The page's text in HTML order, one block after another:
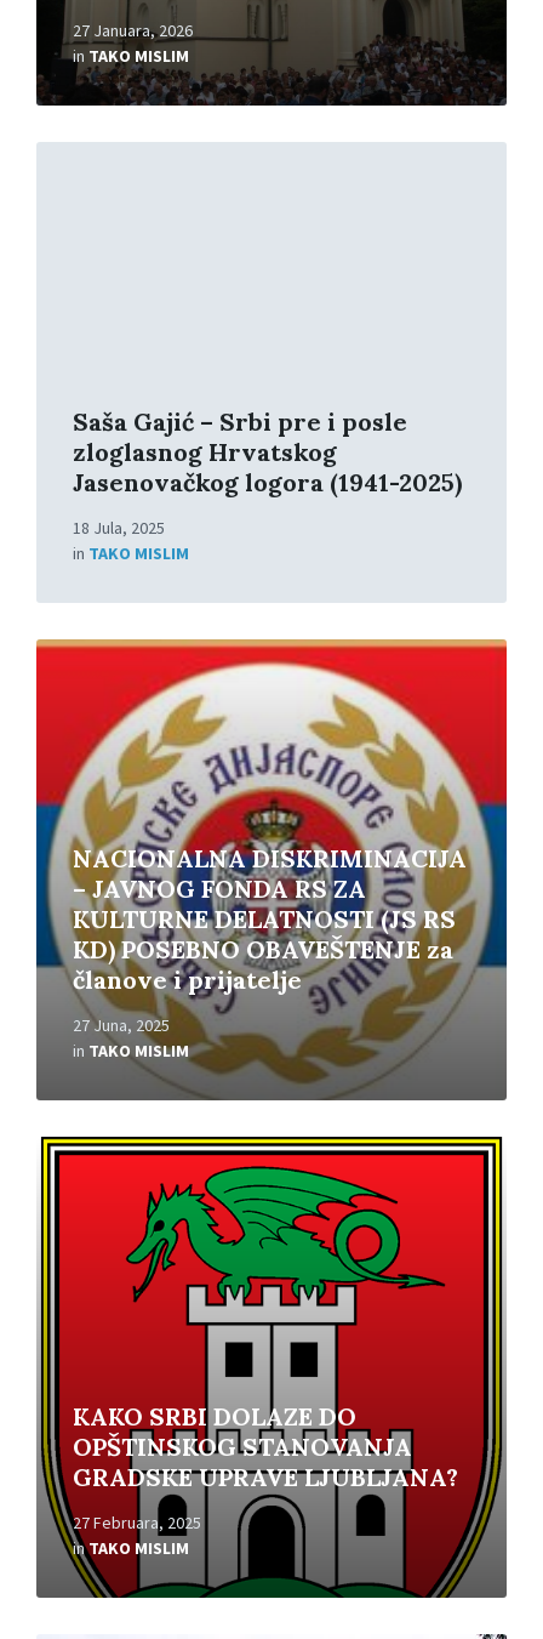
27 Januara, 2026
in TAKO MISLIM
Saša Gajić – Srbi pre i posle
zloglasnog Hrvatskog
Jasenovačkog logora (1941-2025)
18 Jula, 2025
in TAKO MISLIM
NACIONALNA DISKRIMINACIJA
– JAVNOG FONDA RS ZA
KULTURNE DELATNOSTI (JS RS
KD) POSEBNO OBAVEŠTENJE za
članove i prijatelje
27 Juna, 2025
in TAKO MISLIM
Read
KAKO SRBI DOLAZE DO
OPŠTINSKOG STANOVANJA
GRADSKE UPRAVE LJUBLJANA?
27 Februara, 2025
inTAKO MISLIM
Read